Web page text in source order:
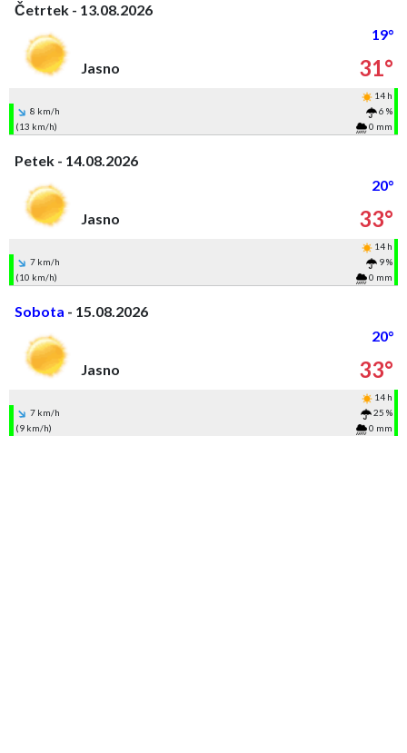
Četrtek - 13.08.2026
19°
Jasno
31°
14 h
8 km/h
6 %
(13 km/h)
0 mm
Petek - 14.08.2026
20°
Jasno
33°
14 h
7 km/h
9 %
(10 km/h)
0 mm
Sobota - 15.08.2026
20°
Jasno
33°
14 h
7 km/h
25 %
(9 km/h)
0 mm